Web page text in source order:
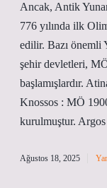
Ancak, Antik
776 yılında ilk
edilir. Bazı önemli
şehir devletleri,
başlamışlardır.
Knossos : MÖ
kurulmuştur.
Ağustos 18, 2025